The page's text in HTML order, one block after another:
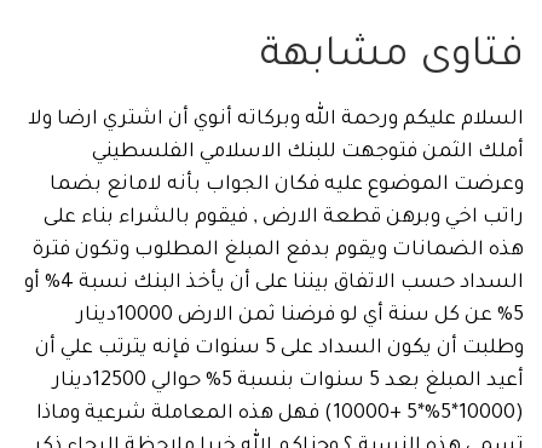
مشابهة
عليكم ورحمة الله وبركاته أنوي أن اشتري ارضا ولا
الثمن فتوجهت للبنك الاسلامي الفلسطيني
الموضوع عليه فكان الجواب بأنه لامانع بضما
اخي وبرهن قطعة الارض , فيقوم بالشراء بناء على
ويقوم بدفع المبلغ المطلوب وتكون فترة
السداد حسب الاتفاق بيننا على أن يأخذ البنك نسبة 4% أو
5% عن كل سنة أي لو فرضنا ثمن الارض 10000دينار
وطلبت أن يكون السداد على 5 سنوات فإنه يترتب علي أن
أعيد المبلغ بعد 5 سنوات بنسبة 5% حوالي 12500دينار
(10000*5%*5 +10000) فهل هذه المعاملة شرعية وماذا